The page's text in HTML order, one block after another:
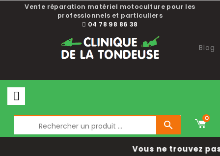
Vente réparation matériel motoculture pour les
professionnels et particuliers
04 78 98 86 38
Blog

0
Vous ne trouvez